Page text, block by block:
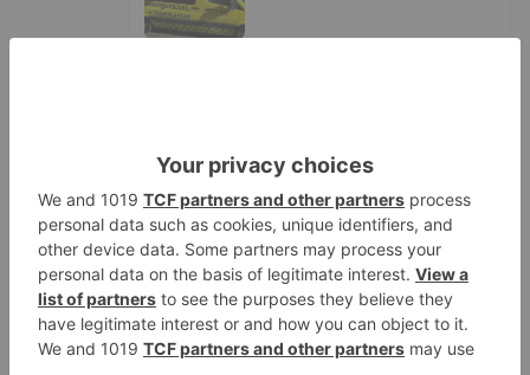
5
La Guardia Civil desmonta la
versión de un repartidor tras
desaparecer 3.256 euros
LO ÚLTIMO